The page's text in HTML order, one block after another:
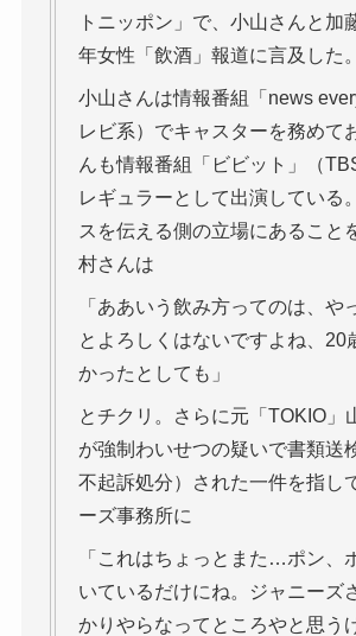
トニッポン」で、小山さんと加
年女性「飲酒」報道に言及した。
小山さんは情報番組「news
レビ系）でキャスターを務めて
んも情報番組「ビビット」（
レギュラーとして出演している
スを伝える側の立場にあること
村さんは
「ああいう飲み方ってのは、や
とよろしくはないですよね、20
かったとしても」
とチクリ。さらに元「TOKIO」
が強制わいせつの疑いで書類送
不起訴処分）された一件を指し
ーズ事務所に
「これはちょっとまた…ポン、
いているだけにね。ジャニーズ
かりやらなってところやと思う